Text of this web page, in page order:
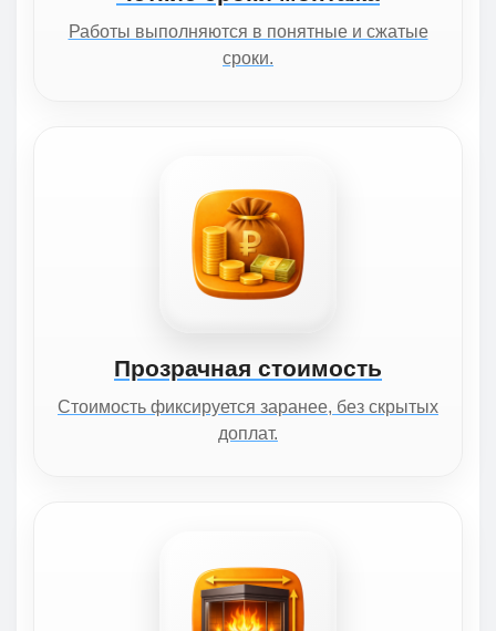
Работы выполняются в понятные и сжатые
сроки.
Прозрачная стоимость
Стоимость фиксируется заранее, без скрытых
доплат.